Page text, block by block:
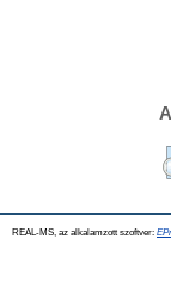
REAL-MS, az alkalamzott szoftver: